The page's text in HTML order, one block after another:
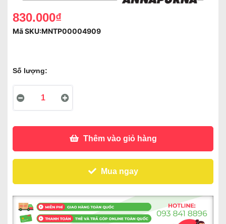
830.000₫
Mã SKU:MNTP00004909
Số lượng:
Thêm vào giỏ hàng
Mua ngay